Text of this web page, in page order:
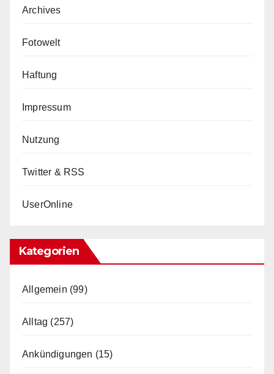
Archives
Fotowelt
Haftung
Impressum
Nutzung
Twitter & RSS
UserOnline
Kategorien
Allgemein (99)
Alltag (257)
Ankündigungen (15)